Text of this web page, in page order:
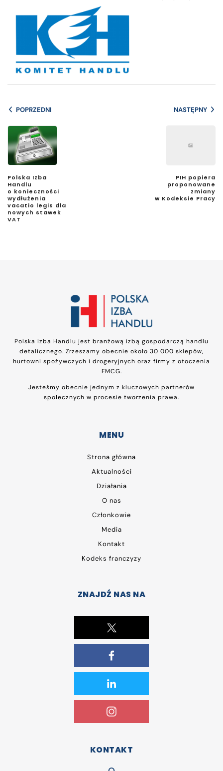
POPRZEDNI
Polska Izba
Handlu
o konieczności
wydłużenia
vacatio legis dla
nowych stawek
VAT
NASTĘPNY
PIH popiera
proponowane
zmiany
w Kodeksie Pracy
Polska Izba Handlu jest branżową izbą gospodarczą handlu
detalicznego. Zrzeszamy obecnie około 30 000 sklepów,
hurtowni spożywczych i drogeryjnych oraz firmy z otoczenia
FMCG.
Jesteśmy obecnie jednym z kluczowych partnerów
społecznych w procesie tworzenia prawa.
MENU
Strona główna
Aktualności
Działania
O nas
Członkowie
Media
Kontakt
Kodeks franczyzy
ZNAJDŹ NAS NA
KONTAKT